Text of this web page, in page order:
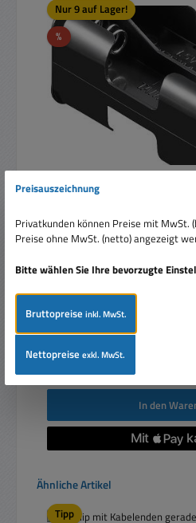
Nur 9 auf Lager!
%Rabatt
In den
Produktgalerie überspringen
Ähnliche Artikel
Tipp
Preisauszeichnung
Privatkunden können Preise mit MwSt.
Preise ohne MwSt. (netto) angezeigt
Bitte wählen Sie Ihre bevorzugte
Bruttopreiseinkl. MwSt.
Nettopreiseexkl. MwSt.